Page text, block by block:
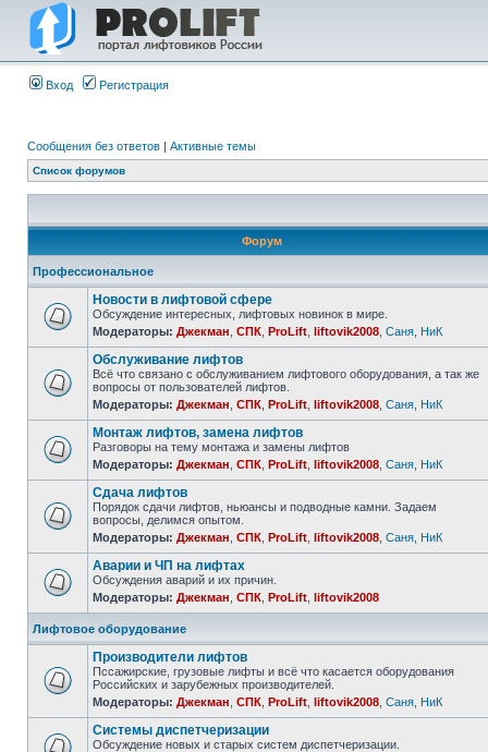
Вход Регистрация
Сообщения без ответов | Активные темы
Список форумов
Форум
Профессиональное
Новости в лифтовой сфере
Обсуждение интересных, лифтовых новинок в мире.
Модераторы: Джекман СПК ProLift liftovik2008 Саня НиК
Обслуживание лифтов
Всё что связано с обслуживанием лифтового оборудования, а так же
вопросы от пользователей лифтов.
Модераторы: Джекман СПК ProLift liftovik2008 Саня НиК
Монтаж лифтов, замена лифтов
Разговоры на тему монтажа и замены лифтов
Модераторы: Джекман СПК ProLift liftovik2008 Саня НиК
Сдача лифтов
Порядок сдачи лифтов, ньюансы и подводные камни. Задаем
вопросы, делимся опытом.
Модераторы: Джекман СПК ProLift liftovik2008 Саня НиК
Аварии и ЧП на лифтах
Обсуждения аварий и их причин.
Модераторы: Джекман СПК ProLift liftovik2008
Лифтовое оборудование
Производители лифтов
Пссажирские, грузовые лифты и всё что касается оборудования
Российских и зарубежных производителей.
Модераторы: Джекман СПК ProLift liftovik2008 Саня НиК
Системы диспетчеризации
Обсуждение новых и старых систем диспетчеризации.